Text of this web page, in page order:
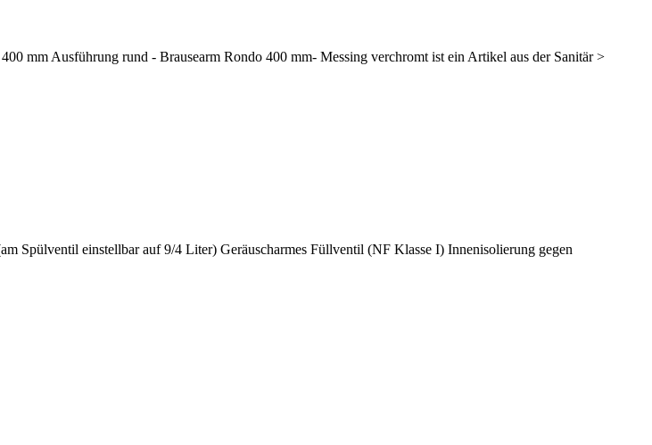
mm Ausführung rund - Brausearm Rondo 400 mm- Messing verchromt ist ein Artikel aus der Sanitär >
einstellbar auf 9/4 Liter) Geräuscharmes Füllventil (NF Klasse I) Innenisolierung gegen